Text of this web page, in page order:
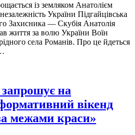
із земляком Анатолієм
України Підгайцівська
Захисника — Скубія Анатолія
життя за волю України Воїн
села Романів. Про це йдеться
на
вікенд
межами краси»